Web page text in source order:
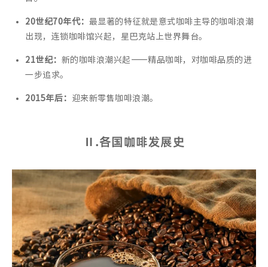
20世纪70年代： 最显著的特征就是意式咖啡主导的咖啡浪潮
出现，连锁咖啡馆兴起，星巴克站上世界舞台。
21世纪： 新的咖啡浪潮兴起——精品咖啡，对咖啡品质的进
一步追求。
2015年后： 迎来新零售咖啡浪潮。
Ⅱ .各国咖啡发展史